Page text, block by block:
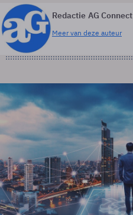
Redactie AG Connect
Meer van deze auteur